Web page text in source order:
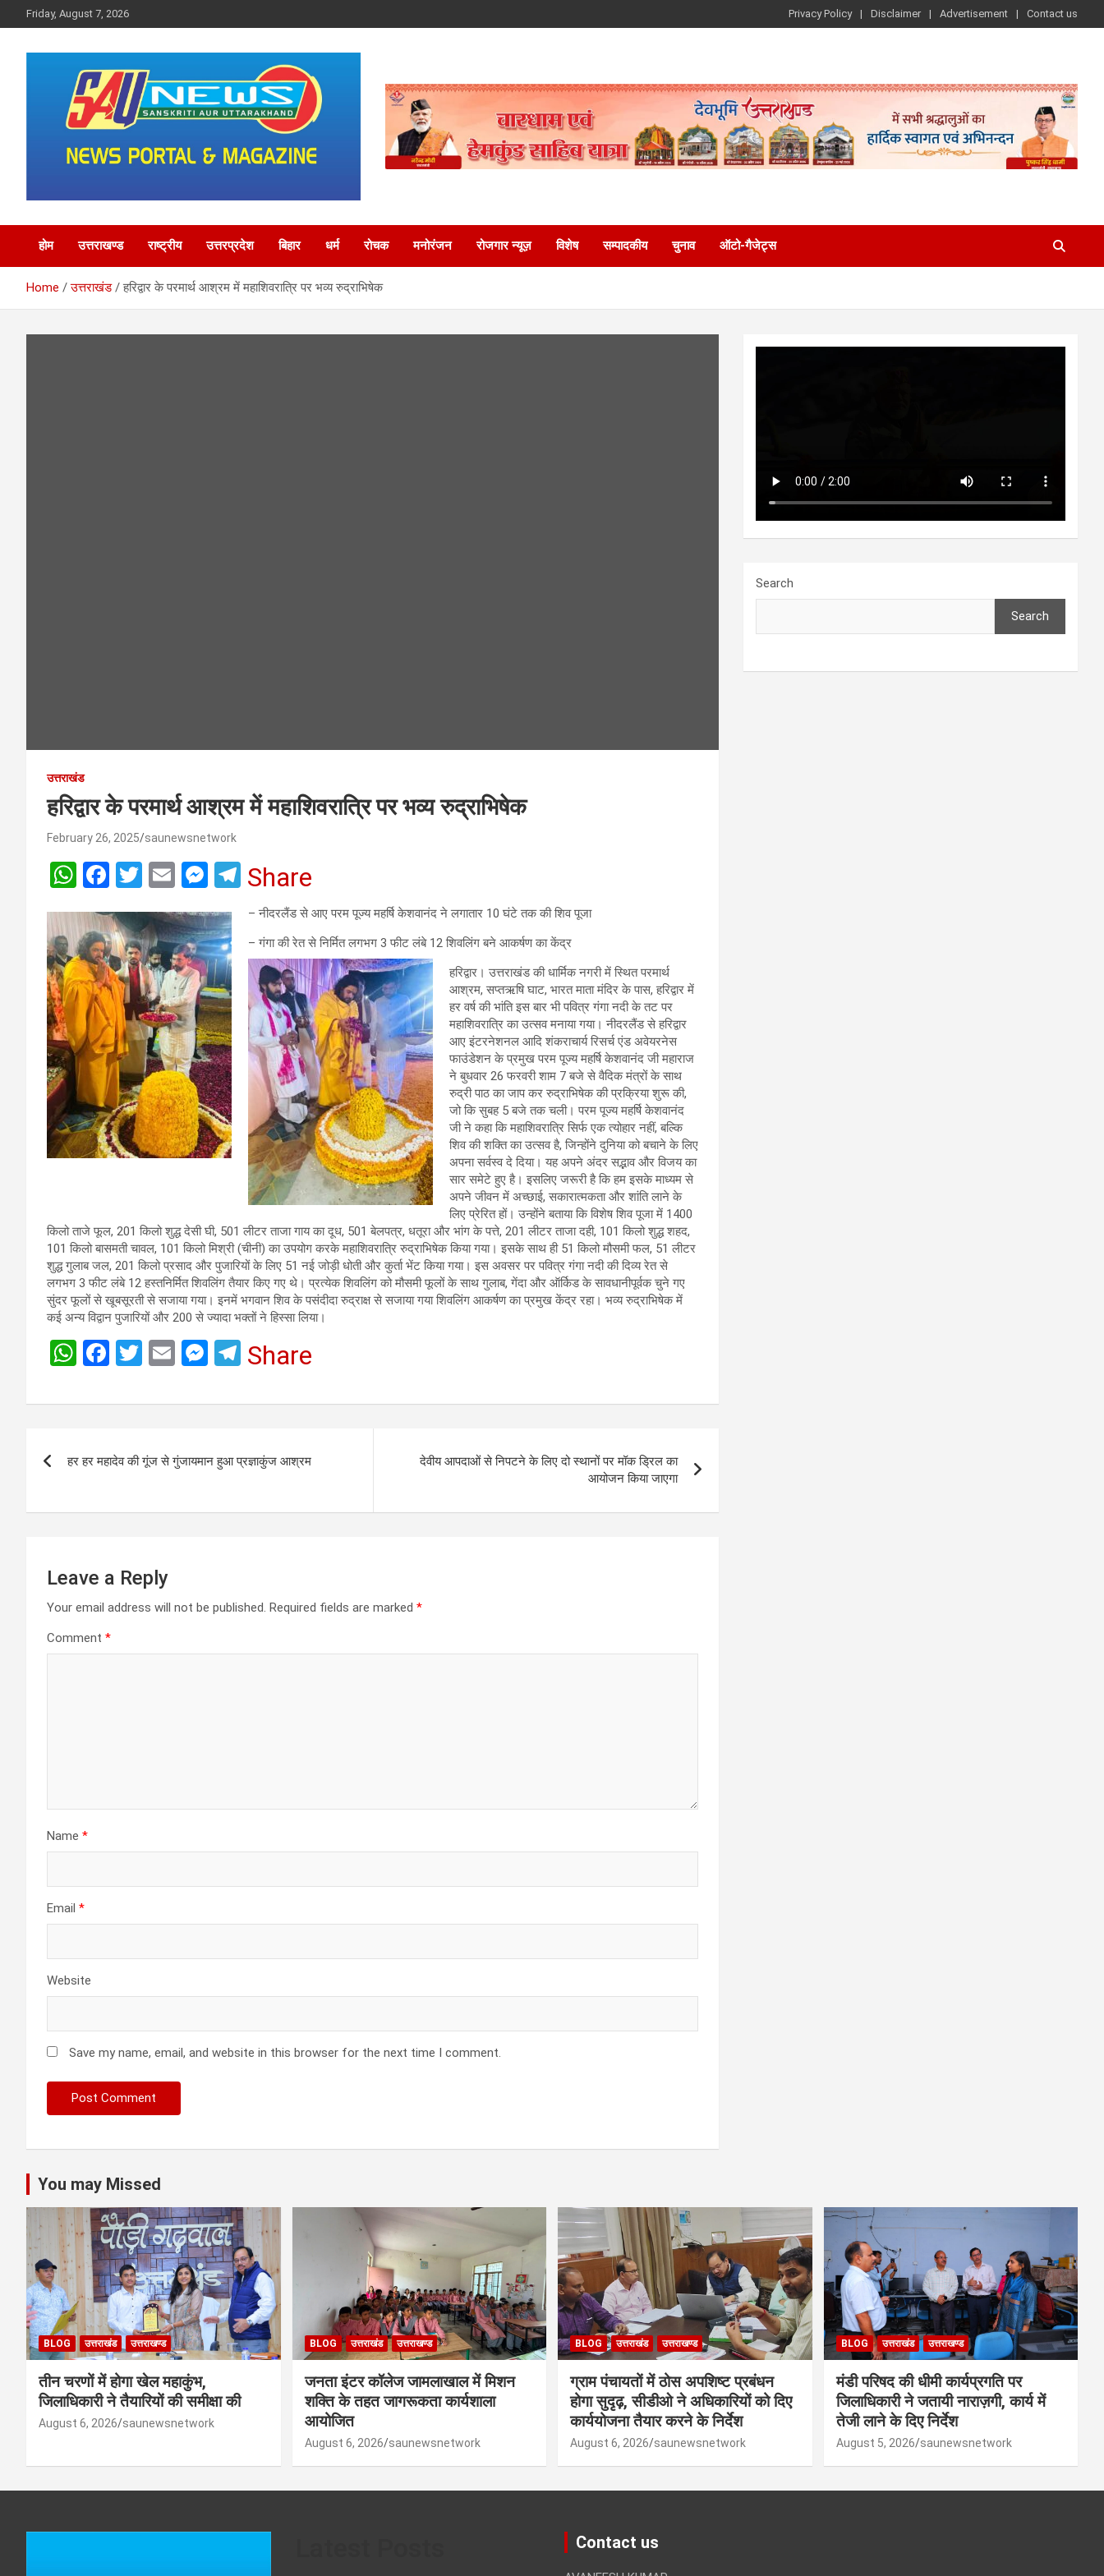
to
Friday, August 7, 2026 Privacy Policy Disclaimer Advertisement Contact us
saunewsnetwork
होम उत्तराखण्ड राष्ट्रीय उत्तरप्रदेश बिहार धर्म रोचक मनोरंजन रोजगार न्यूज़ विशेष सम्पादकीय चुनाव ऑटो-गैजेट्स
Home उत्तराखंड हरिद्वार के परमार्थ आश्रम में महाशिवरात्रि पर भव्य रुद्राभिषेक
उत्तराखंड
हरिद्वार के परमार्थ आश्रम में महाशिवरात्रि पर भव्य रुद्राभिषेक
February 26, 2025 saunewsnetwork
W
at
s
A
p
p
F
ce
b
o
o
k
T
tt
er
E
ail
M
se
n
g
er
T
el
gr
a
m
Share
– नीदरलैंड से आए परम पूज्य महर्षि केशवानंद ने लगातार 10 घंटे तक की शिव पूजा
– गंगा की रेत से निर्मित लगभग 3 फीट लंबे 12 शिवलिंग बने आकर्षण का केंद्र
हरिद्वार। उत्तराखंड की धार्मिक नगरी में स्थित परमार्थ
आश्रम, सप्तऋषि घाट, भारत माता मंदिर के पास, हरिद्वार में
हर वर्ष की भांति इस बार भी पवित्र गंगा नदी के तट पर
महाशिवरात्रि का उत्सव मनाया गया। नीदरलैंड से हरिद्वार
आए इंटरनेशनल आदि शंकराचार्य रिसर्च एंड अवेयरनेस
फाउंडेशन के प्रमुख परम पूज्य महर्षि केशवानंद जी महाराज
ने बुधवार 26 फरवरी शाम 7 बजे से वैदिक मंत्रों के साथ
रुद्री पाठ का जाप कर रुद्राभिषेक की प्रक्रिया शुरू की,
जो कि सुबह 5 बजे तक चली। परम पूज्य महर्षि केशवानंद
जी ने कहा कि महाशिवरात्रि सिर्फ एक त्योहार नहीं, बल्कि
शिव की शक्ति का उत्सव है, जिन्होंने दुनिया को बचाने के लिए
अपना सर्वस्व दे दिया। यह अपने अंदर सद्भाव और विजय का
सार समेटे हुए है। इसलिए जरूरी है कि हम इसके माध्यम से
अपने जीवन में अच्छाई, सकारात्मकता और शांति लाने के
लिए प्रेरित हों। उन्होंने बताया कि विशेष शिव पूजा में 1400
किलो ताजे फूल, 201 किलो शुद्ध देसी घी, 501 लीटर ताजा गाय का दूध, 501 बेलपत्र, धतूरा और भांग के पत्ते, 201 लीटर ताजा दही, 101 किलो शुद्ध शहद,
101 किलो बासमती चावल, 101 किलो मिश्री (चीनी) का उपयोग करके महाशिवरात्रि रुद्राभिषेक किया गया। इसके साथ ही 51 किलो मौसमी फल, 51 लीटर
शुद्ध गुलाब जल, 201 किलो प्रसाद और पुजारियों के लिए 51 नई जोड़ी धोती और कुर्ता भेंट किया गया। इस अवसर पर पवित्र गंगा नदी की दिव्य रेत से
लगभग 3 फीट लंबे 12 हस्तनिर्मित शिवलिंग तैयार किए गए थे। प्रत्येक शिवलिंग को मौसमी फूलों के साथ गुलाब, गेंदा और ऑर्किड के सावधानीपूर्वक चुने गए
सुंदर फूलों से खूबसूरती से सजाया गया। इनमें भगवान शिव के पसंदीदा रुद्राक्ष से सजाया गया शिवलिंग आकर्षण का प्रमुख केंद्र रहा। भव्य रुद्राभिषेक में
कई अन्य विद्वान पुजारियों और 200 से ज्यादा भक्तों ने हिस्सा लिया।
W
at
A
p
F
ce
o
k
T
tt
E
ail
M
se
g
T
e
a
Share
navigation
हर हर महादेव की गूंज से गुंजायमान हुआ प्रज्ञाकुंज आश्रम
देवीय आपदाओं से निपटने के लिए दो स्थानों पर मॉक ड्रिल का
आयोजन किया जाएगा
Leave a Reply
Your email address will not be published. Required fields are marked *
Comment *
Name *
Email *
Website
Save my name, email, and website in this browser for the next time I comment.
Search
Search
You may Missed
BLOG उत्तराखंड उत्तराखण्ड
तीन चरणों में होगा खेल महाकुंभ,
जिलाधिकारी ने तैयारियों की समीक्षा की
August 6, 2026 saunewsnetwork
BLOG उत्तराखंड उत्तराखण्ड
जनता इंटर कॉलेज जामलाखाल में मिशन
शक्ति के तहत जागरूकता कार्यशाला
आयोजित
August 6, 2026 saunewsnetwork
BLOG उत्तराखंड उत्तराखण्ड
ग्राम पंचायतों में ठोस अपशिष्ट प्रबंधन
होगा सुदृढ़, सीडीओ ने अधिकारियों को दिए
कार्ययोजना तैयार करने के निर्देश
August 6, 2026 saunewsnetwork
BLOG उत्तराखंड उत्तराखण्ड
मंडी परिषद की धीमी कार्यप्रगति पर
जिलाधिकारी ने जतायी नाराज़गी, कार्य में
तेजी लाने के दिए निर्देश
August 5, 2026 saunewsnetwork
Contact us